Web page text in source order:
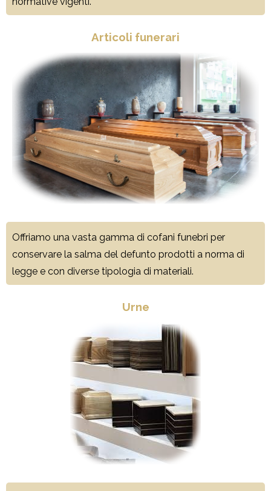
Articoli funerari
Offriamo una vasta gamma di cofani funebri per
conservare la salma del defunto prodotti a norma di
legge e con diverse tipologia di materiali.
Urne